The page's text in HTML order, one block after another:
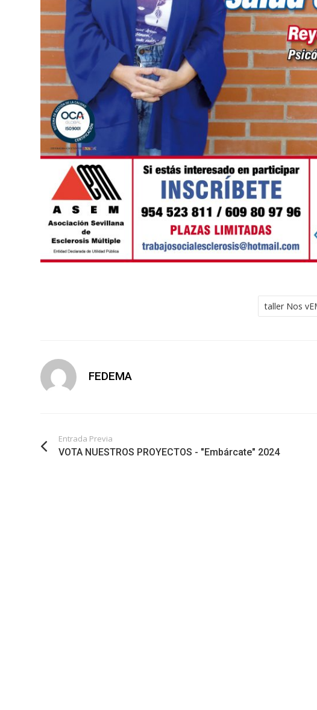
taller Nos
FEDEMA
Entrada Previa
VOTA NUESTROS PROYECTOS - "Embárcate" 2024